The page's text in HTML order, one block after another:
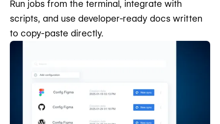
Run jobs from the terminal, integrate with
scripts, and use developer-ready docs written
to copy-paste directly.